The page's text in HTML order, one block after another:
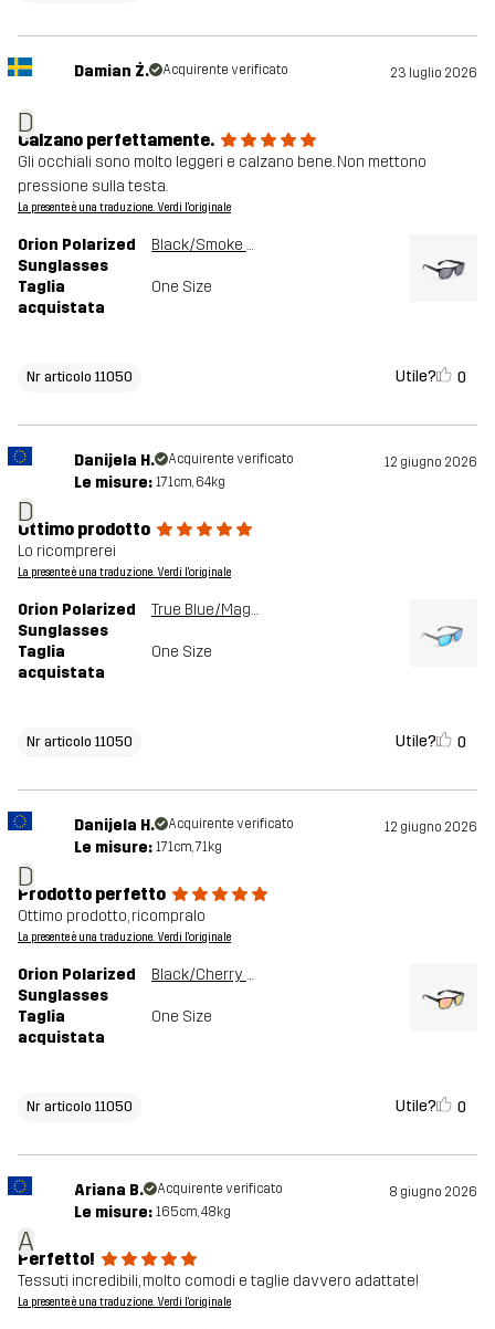
D
Damian Ż. Acquirente verificato 23 luglio 2026
Calzano perfettamente.
Gli occhiali sono molto leggeri e calzano bene. Non mettono
pressione sulla testa.
La presente è una traduzione. Verdi l'originale
Orion Polarized
Sunglasses
Black/Smoke Grey
Taglia
acquistata
One Size
Nr articolo 11050 Utile? 0
D
Danijela H. Acquirente verificato 12 giugno 2026
Le misure: 171cm, 64kg
Ottimo prodotto
Lo ricomprerei
La presente è una traduzione. Verdi l'originale
Orion Polarized
Sunglasses
True Blue/Magnet
Taglia
acquistata
One Size
Nr articolo 11050 Utile? 0
D
Danijela H. Acquirente verificato 12 giugno 2026
Le misure: 171cm, 71kg
Prodotto perfetto
Ottimo prodotto, ricompralo
La presente è una traduzione. Verdi l'originale
Orion Polarized
Sunglasses
Black/Cherry Pink
Taglia
acquistata
One Size
Nr articolo 11050 Utile? 0
A
Ariana B. Acquirente verificato 8 giugno 2026
Le misure: 165cm, 48kg
Perfetto!
Tessuti incredibili, molto comodi e taglie davvero adattate!
La presente è una traduzione. Verdi l'originale